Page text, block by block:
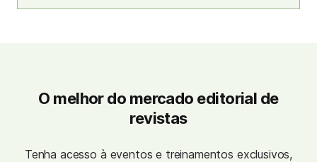
O melhor do mercado editorial de
revistas
Tenha acesso à eventos e treinamentos exclusivos,